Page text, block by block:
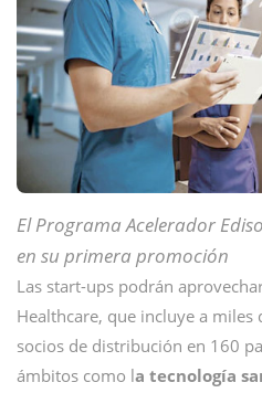
El Programa Acelerador
en su primera promoción
Las start-ups podrán
Healthcare, que incluye a
socios de distribución en 160
ámbitos como la tecnología